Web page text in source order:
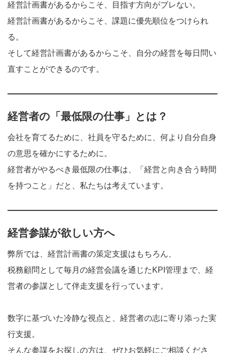
経営計画書があるからこそ、目指す方向がブレない。
経営計画書があるからこそ、課題に優先順位をつけられ
る。
そして経営計画書があるからこそ、自分の経営を毎日問い
直すことができるのです。
経営者の「最低限の仕事」とは？
会社を育てるために、社員を守るために、何より自分自身
の意思を確かにするために。
経営者がやるべき最低限の仕事は、「経営と向き合う時間
を持つこと」だと、私たちは考えています。
経営参謀が欲しい方へ
弊所では、経営計画書の策定支援はもちろん、
税務顧問として毎月の経営会議を通じたKPI管理まで、経
営者の参謀として伴走支援を行っています。
数字に基づいた冷静な視点と、経営者の志に寄り添った実
行支援。
そんな参謀をお探しの方は、ぜひお気軽にご相談くださ